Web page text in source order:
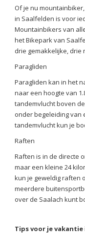
Of je nu
in Saalfelden is voor
Mountainbikers van
het Bikepark van
drie gemakkelijke, drie
Paragliden
Paragliden kan in het
naar een hoogte van
tandemvlucht boven
onder begeleiding van
tandemvlucht kun je
Raften
Raften is in de directe
maar een kleine 24
kun je geweldig raften
meerdere
over de Saalach kunt
Tips voor je